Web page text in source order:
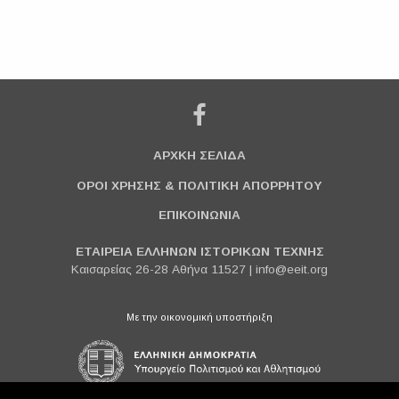
ΑΡΧΚΗ ΣΕΛΙΔΑ
ΟΡΟΙ ΧΡΗΣΗΣ & ΠΟΛΙΤΙΚΗ ΑΠΟΡΡΗΤΟΥ
ΕΠΙΚΟΙΝΩΝΙΑ
ΕΤΑΙΡΕΙΑ ΕΛΛΗΝΩΝ ΙΣΤΟΡΙΚΩΝ ΤΕΧΝΗΣ
Καισαρείας 26-28 Αθήνα 11527 | info@eeit.org
Με την οικονομική υποστήριξη